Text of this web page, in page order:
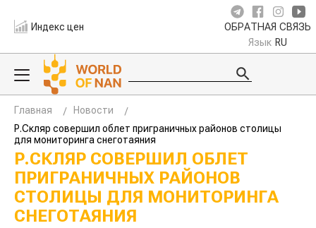
Индекс цен ОБРАТНАЯ СВЯЗЬ
Язык RU
Главная
Новости
Р.Скляр совершил облет приграничных районов столицы
для мониторинга снеготаяния
Р.СКЛЯР СОВЕРШИЛ ОБЛЕТ
ПРИГРАНИЧНЫХ РАЙОНОВ
СТОЛИЦЫ ДЛЯ МОНИТОРИНГА
СНЕГОТАЯНИЯ